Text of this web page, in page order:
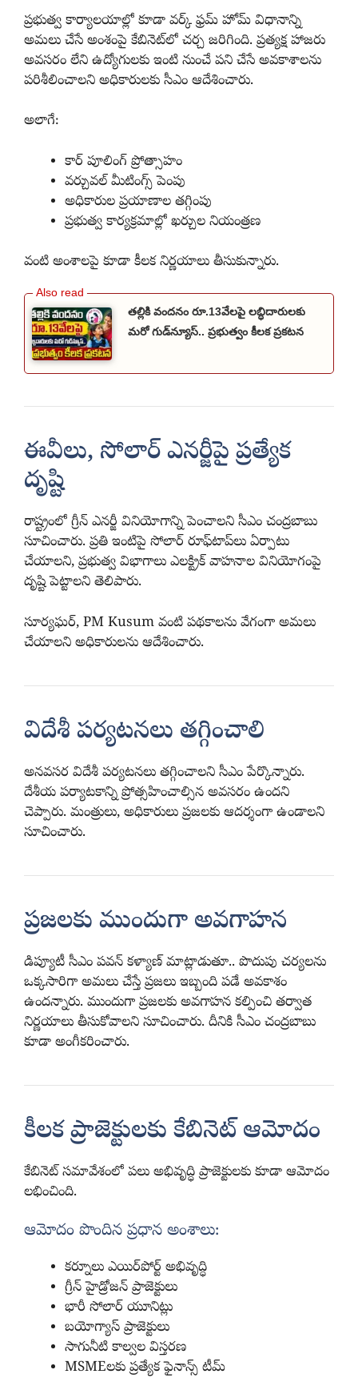
ప్రభుత్వ కార్యాలయాల్లో కూడా వర్క్ ఫ్రమ్ హోమ్ విధానాన్ని
అమలు చేసే అంశంపై కేబినెట్‌లో చర్చ జరిగింది. ప్రత్యక్ష హాజరు
అవసరం లేని ఉద్యోగులకు ఇంటి నుంచే పని చేసే అవకాశాలను
పరిశీలించాలని అధికారులకు సీఎం ఆదేశించారు.
అలాగే:
కార్ పూలింగ్ ప్రోత్సాహం
వర్చువల్ మీటింగ్స్ పెంపు
అధికారుల ప్రయాణాల తగ్గింపు
ప్రభుత్వ కార్యక్రమాల్లో ఖర్చుల నియంత్రణ
వంటి అంశాలపై కూడా కీలక నిర్ణయాలు తీసుకున్నారు.
తల్లికి వందనం రూ.13వేలపై లబ్ధిదారులకు
మరో గుడ్‌న్యూస్.. ప్రభుత్వం కీలక ప్రకటన
ఈవీలు, సోలార్ ఎనర్జీపై ప్రత్యేక
దృష్టి
రాష్ట్రంలో గ్రీన్ ఎనర్జీ వినియోగాన్ని పెంచాలని సీఎం చంద్రబాబు
సూచించారు. ప్రతి ఇంటిపై సోలార్ రూఫ్‌టాప్‌లు ఏర్పాటు
చేయాలని, ప్రభుత్వ విభాగాలు ఎలక్ట్రిక్ వాహనాల వినియోగంపై
దృష్టి పెట్టాలని తెలిపారు.
సూర్యఘర్, PM Kusum వంటి పథకాలను వేగంగా అమలు
చేయాలని అధికారులను ఆదేశించారు.
విదేశీ పర్యటనలు తగ్గించాలి
అనవసర విదేశీ పర్యటనలు తగ్గించాలని సీఎం పేర్కొన్నారు.
దేశీయ పర్యాటకాన్ని ప్రోత్సహించాల్సిన అవసరం ఉందని
చెప్పారు. మంత్రులు, అధికారులు ప్రజలకు ఆదర్శంగా ఉండాలని
సూచించారు.
ప్రజలకు ముందుగా అవగాహన
డిప్యూటీ సీఎం పవన్ కళ్యాణ్ మాట్లాడుతూ.. పొదుపు చర్యలను
ఒక్కసారిగా అమలు చేస్తే ప్రజలు ఇబ్బంది పడే అవకాశం
ఉందన్నారు. ముందుగా ప్రజలకు అవగాహన కల్పించి తర్వాత
నిర్ణయాలు తీసుకోవాలని సూచించారు. దీనికి సీఎం చంద్రబాబు
కూడా అంగీకరించారు.
కీలక ప్రాజెక్టులకు కేబినెట్ ఆమోదం
కేబినెట్ సమావేశంలో పలు అభివృద్ధి ప్రాజెక్టులకు కూడా ఆమోదం
లభించింది.
ఆమోదం పొందిన ప్రధాన అంశాలు:
కర్నూలు ఎయిర్‌పోర్ట్ అభివృద్ధి
గ్రీన్ హైడ్రోజన్ ప్రాజెక్టులు
భారీ సోలార్ యూనిట్లు
బయోగ్యాస్ ప్రాజెక్టులు
సాగునీటి కాల్వల విస్తరణ
MSMEలకు ప్రత్యేక ఫైనాన్స్ టీమ్